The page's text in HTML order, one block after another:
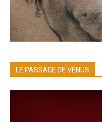
LE PASSAGE DE VÉNUS